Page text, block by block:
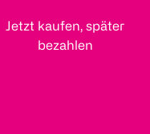
Jetzt kaufen, später
bezahlen